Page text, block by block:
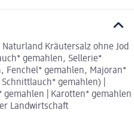
Kräutersalz ohne Jod
gemahlen, Sellerie*
Fenchel* gemahlen, Majoran*
gemahlen) |
gemahlen | Karotten* gemahlen
Landwirtschaft